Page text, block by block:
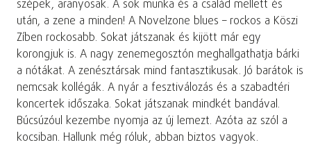
szépek, aranyosak. A sok munka és a család mellett és
után, a zene a minden! A Novelzone blues – rockos a Köszi
Zíben rockosabb. Sokat játszanak és kijött már egy
korongjuk is. A nagy zenemegosztón meghallgathatja bárki
a nótákat. A zenésztársak mind fantasztikusak. Jó barátok is
nemcsak kollégák. A nyár a fesztiválozás és a szabadtéri
koncertek időszaka. Sokat játszanak mindkét bandával.
Búcsúzóul kezembe nyomja az új lemezt. Azóta az szól a
kocsiban. Hallunk még róluk, abban biztos vagyok.